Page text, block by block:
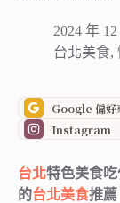
2024 年
台北美食,
Google 偏好
Instagram
台北特色美食
的台北美食推薦